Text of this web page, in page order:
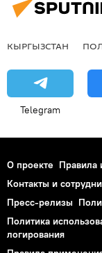
КЫРГЫЗСТАН
Telegram
О проекте Правила
Контакты и
Пресс-релизы
Политика
логирования